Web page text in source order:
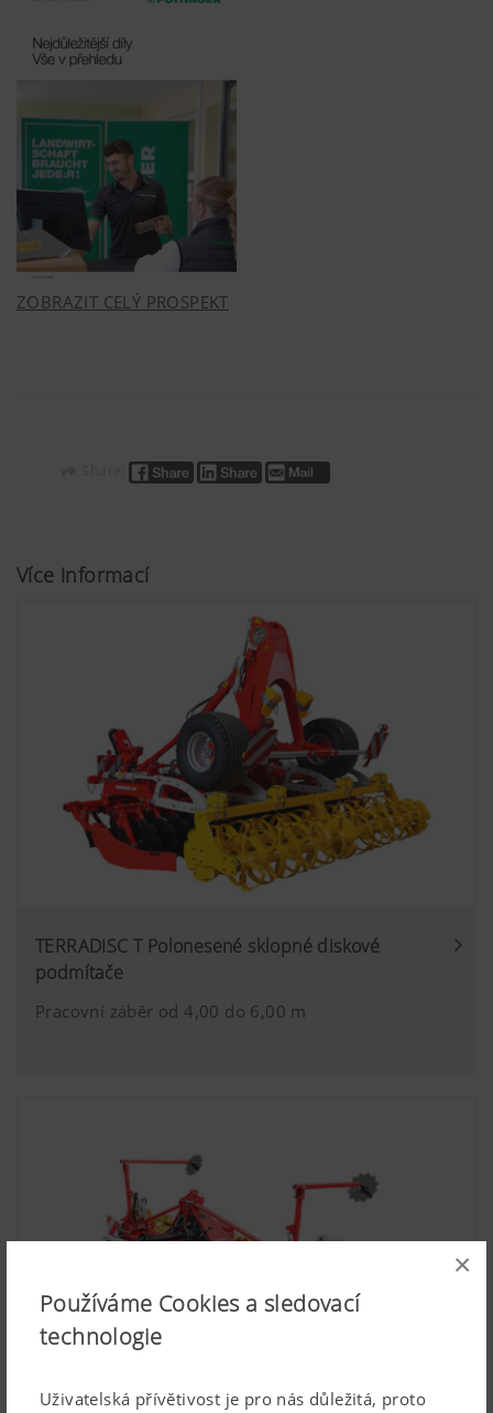
×
Používáme Cookies a sledovací
technologie
Uživatelská přívětivost je pro nás důležitá, proto
ZOBRAZIT CELÝ PROSPEKT
Více informací
TERRADISC T Polonesené sklopné diskové
podmítače
Pracovní záběr od 4,00 do 6,00 m